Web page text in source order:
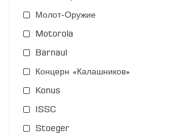
Молот-Оружие
Motorola
Barnaul
Концерн «Калашников»
Konus
ISSC
Stoeger